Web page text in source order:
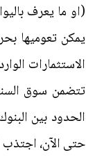
(او ما يعرف
يمكن تعوميها
الاستثمارات
حتى الآن، اجتذب CIPS (0.2%) فقط من حجم معاملات سويفت.